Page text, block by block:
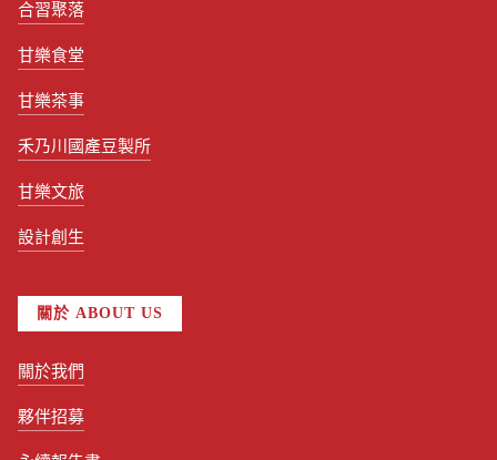
合習聚落
甘樂食堂
甘樂茶事
禾乃川國產豆製所
甘樂文旅
設計創生
關於 ABOUT US
關於我們
夥伴招募